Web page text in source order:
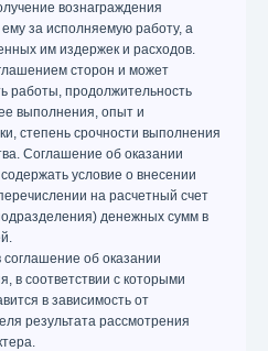
вознаграждения
за исполняемую работу, а
им издержек и расходов.
сторон и может
работы, продолжительность
выполнения, опыт и
степень срочности выполнения
Соглашение об оказании
условие о внесении
на расчетный счет
денежных сумм в
соглашение об оказании
в соответствии с которыми
в зависимость от
результата рассмотрения